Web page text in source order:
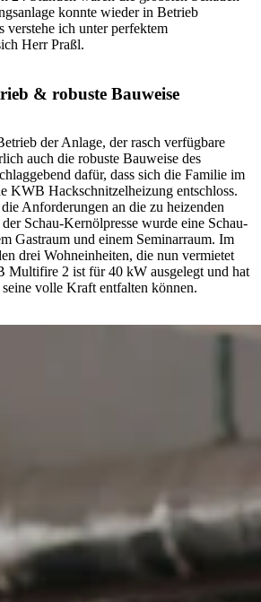
konnte wieder in Betrieb
verstehe ich unter perfektem
Herr Praßl.
& robuste Bauweise
der Anlage, der rasch verfügbare
auch die robuste Bauweise des
dafür, dass sich die Familie im
KWB Hackschnitzelheizung entschloss.
Anforderungen an die zu heizenden
Schau-Kernölpresse wurde eine Schau-
Gastraum und einem Seminarraum. Im
drei Wohneinheiten, die nun vermietet
Multifire 2 ist für 40 kW ausgelegt und hat
volle Kraft entfalten können.